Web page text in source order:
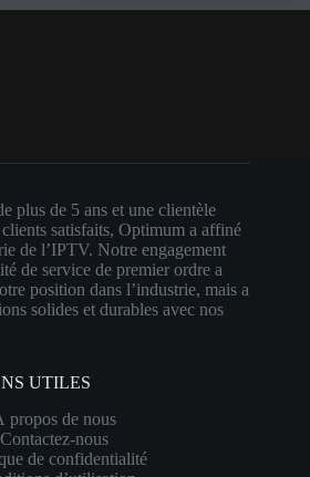
plus de 5 ans et une clientèle
satisfaits, Optimum a affiné
de l’IPTV. Notre engagement
de service de premier ordre a
position dans l’industrie, mais a
solides et durables avec nos
UTILES
propos de nous
Contactez-nous
de confidentialité